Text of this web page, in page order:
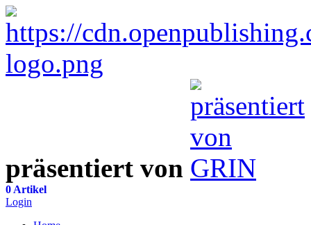
präsentiert von
0 Artikel
Login